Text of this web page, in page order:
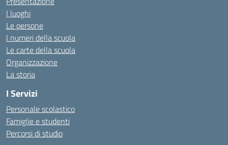
I luoghi
Le persone
I numeri della scuola
Le carte della scuola
Organizzazione
La storia
I Servizi
Personale scolastico
Famiglie e studenti
Percorsi di studio